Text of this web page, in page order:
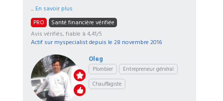
... En savoir plus
PRO
Santé financière vérifiée
Avis vérifiés, fiable à 4,41/5
Actif sur myspecialist depuis le 28 novembre 2016
Oleg
Plombier
Entrepreneur général
Chauffagiste